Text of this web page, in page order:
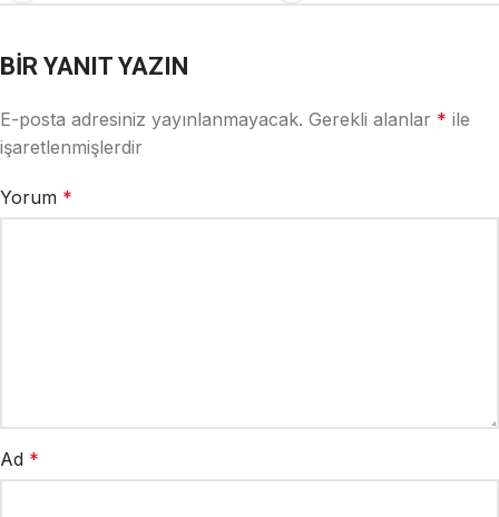
BIR YANIT YAZIN
E-posta adresiniz yayınlanmayacak. Gerekli alanlar * ile
işaretlenmişlerdir
Yorum *
Ad *